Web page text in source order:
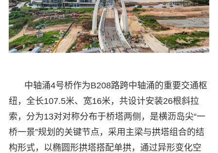
中轴涌4号桥作为B208路跨中轴涌的重要交通枢
纽，全长107.5米、宽16米，共设计安装26根斜拉
索，分为13对对称分布于桥塔两侧，是横沥岛尖“一
桥一景”规划的关键节点，采用主梁与拱塔组合的结
构形式，以椭圆形拱塔搭配单拱，通过异形变化空